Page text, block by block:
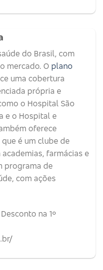
do Brasil, com
mercado. O plano
uma cobertura
própria e
o Hospital São
e o Hospital e
oferece
é um clube de
farmácias e
programa de
com ações
na 1º